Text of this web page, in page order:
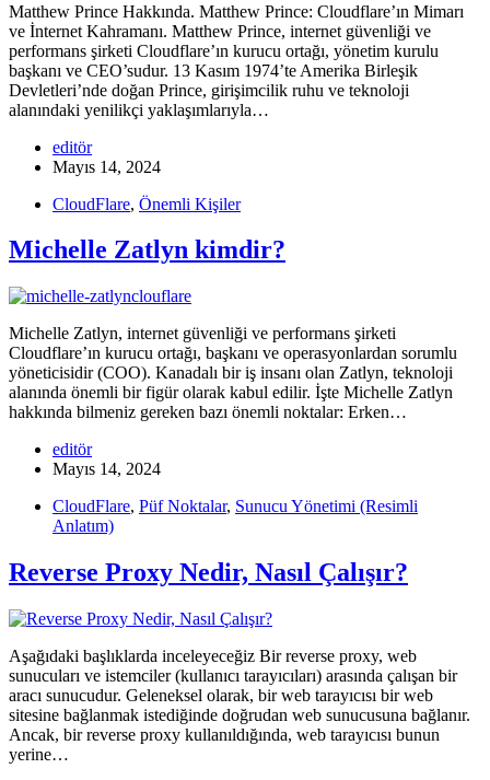
Matthew Prince Hakkında. Matthew Prince: Cloudflare’ın Mimarı
ve İnternet Kahramanı. Matthew Prince, internet güvenliği ve
performans şirketi Cloudflare’ın kurucu ortağı, yönetim kurulu
başkanı ve CEO’sudur. 13 Kasım 1974’te Amerika Birleşik
Devletleri’nde doğan Prince, girişimcilik ruhu ve teknoloji
alanındaki yenilikçi yaklaşımlarıyla…
editör
Mayıs 14, 2024
CloudFlare, Önemli Kişiler
Michelle Zatlyn kimdir?
Michelle Zatlyn, internet güvenliği ve performans şirketi
Cloudflare’ın kurucu ortağı, başkanı ve operasyonlardan sorumlu
yöneticisidir (COO). Kanadalı bir iş insanı olan Zatlyn, teknoloji
alanında önemli bir figür olarak kabul edilir. İşte Michelle Zatlyn
hakkında bilmeniz gereken bazı önemli noktalar: Erken…
editör
Mayıs 14, 2024
CloudFlare, Püf Noktalar, Sunucu Yönetimi (Resimli
Anlatım)
Reverse Proxy Nedir, Nasıl Çalışır?
Aşağıdaki başlıklarda inceleyeceğiz Bir reverse proxy, web
sunucuları ve istemciler (kullanıcı tarayıcıları) arasında çalışan bir
aracı sunucudur. Geleneksel olarak, bir web tarayıcısı bir web
sitesine bağlanmak istediğinde doğrudan web sunucusuna bağlanır.
Ancak, bir reverse proxy kullanıldığında, web tarayıcısı bunun
yerine…